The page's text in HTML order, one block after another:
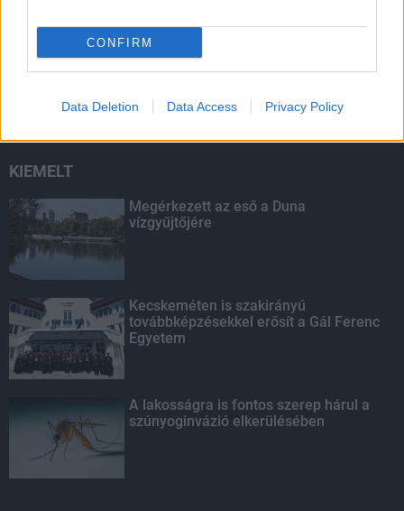
CONFIRM
Data Deletion Data Access Privacy Policy
Amire többmillióan vártunk: szombattól
másodfokúra csökken a riasztás
KIEMELT
Megérkezett az eső a Duna
vízgyűjtőjére
Kecskeméten is szakirányú
továbbképzésekkel erősít a Gál Ferenc
Egyetem
A lakosságra is fontos szerep hárul a
szúnyoginvázió elkerülésében